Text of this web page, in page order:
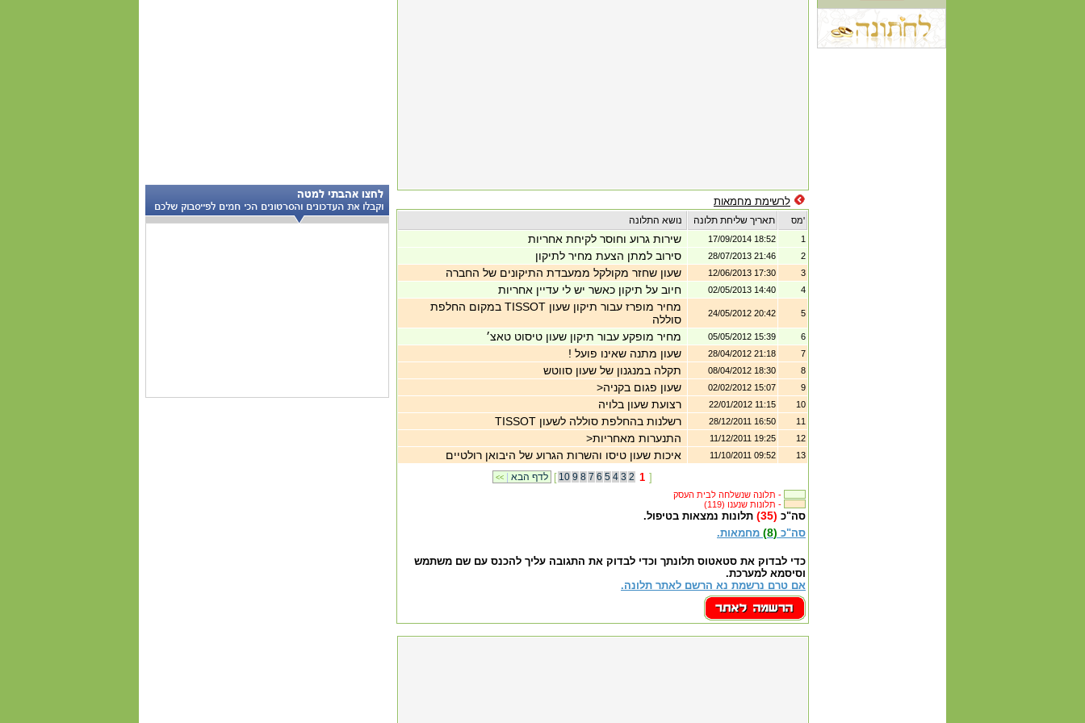
לרשימת מחמאות
תאריך שליחת תלונה מס'
שירות גרוע וחוסר לקיחת אחריות 17/09/2014 18:52 1
סירוב למתן הצעת מחיר לתיקון 28/07/2013 21:46 2
שעון שחזר מקולקל ממעבדת התיקונים של החברה 12/06/2013 17:30 3
חיוב על תיקון כאשר יש לי עדיין אחריות 02/05/2013 14:40 4
מחיר מופרז עבור תיקון שעון TISSOT במקום החלפת
סוללה
24/05/2012 20:42 5
מחיר מופקע עבור תיקון שעון טיסוט טאצ׳ 05/05/2012 15:39 6
שעון מתנה שאינו פועל ! 28/04/2012 21:18 7
תקלה במנגנון של שעון סווטש 08/04/2012 18:30 8
שעון פגום בקניה< 02/02/2012 15:07 9
רצועת שעון בלויה 22/01/2012 11:15 10
רשלנות בהחלפת סוללה לשעון TISSOT 28/12/2011 16:50 11
התנערות מאחריות< 11/12/2011 19:25 12
איכות שעון טיסו והשרות הגרוע של היבואן רולטיים 11/10/2011 09:52 13
<< לדף הבא [ 10 9 8 7 6 5 4 3 2 1 ]
תלונה שנשלחה לבית העסק -
(119) תלונות שנענו -
סה"כ (35)
תלונות נמצאות בטיפול.
סה"כ (8) מחמאות.
כדי לבדוק את סטאטוס תלונתך וכדי לבדוק את התגובה עליך להכנס עם שם משתמש
וסיסמא למערכת.
אם טרם נרשמת נא הרשם לאתר תלונה.